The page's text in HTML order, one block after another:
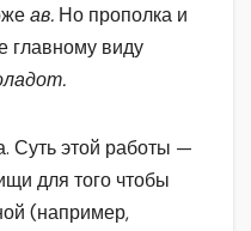
ав. Но прополка и
главному виду
Суть этой работы —
для того чтобы
(например,